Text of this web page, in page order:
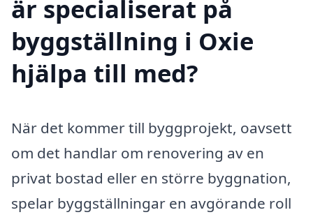
är specialiserat på
byggställning i Oxie
hjälpa till med?
När det kommer till byggprojekt, oavsett
om det handlar om renovering av en
privat bostad eller en större byggnation,
spelar byggställningar en avgörande roll